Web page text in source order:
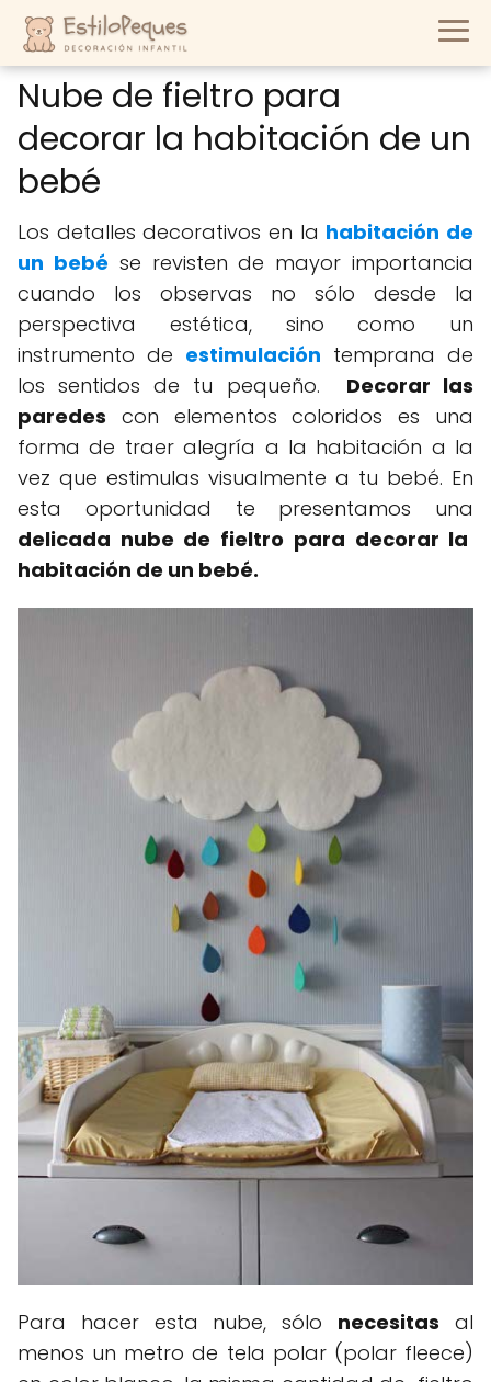
Nube de fieltro para
decorar la habitación de un
bebé
Los detalles decorativos en la habitación de
un bebé se revisten de mayor importancia
cuando los observas no sólo desde la
perspectiva estética, sino como un
instrumento de estimulación temprana de
los sentidos de tu pequeño. Decorar las
paredes con elementos coloridos es una
forma de traer alegría a la habitación a la
vez que estimulas visualmente a tu bebé. En
esta oportunidad te presentamos una
delicada nube de fieltro para decorar la
habitación de un bebé.
Para hacer esta nube, sólo necesitas al
menos un metro de tela polar (polar fleece)